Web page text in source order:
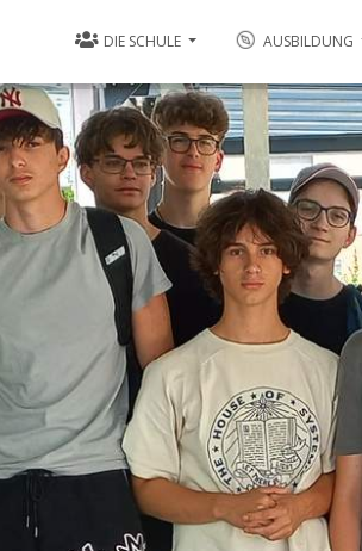
DIE SCHULE AUSBILDUNG